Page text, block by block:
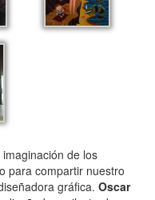
de los
para compartir nuestro
gráfica. Oscar